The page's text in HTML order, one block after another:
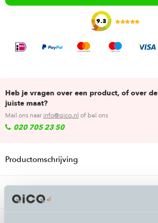
9.3
Heb je vragen over een product, of over de
juiste maat?
Mail ons naar info@qicq.nl of bel ons
020 705 23 50
Productomschrijving
Specificaties